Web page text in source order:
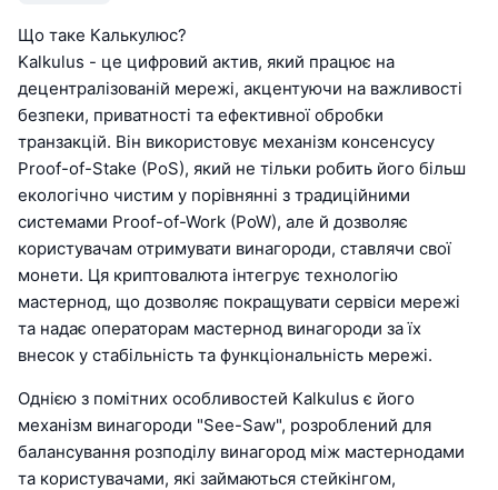
Що таке Калькулюс?
Kalkulus - це цифровий актив, який працює на
децентралізованій мережі, акцентуючи на важливості
безпеки, приватності та ефективної обробки
транзакцій. Він використовує механізм консенсусу
Proof-of-Stake (PoS), який не тільки робить його більш
екологічно чистим у порівнянні з традиційними
системами Proof-of-Work (PoW), але й дозволяє
користувачам отримувати винагороди, ставлячи свої
монети. Ця криптовалюта інтегрує технологію
мастернод, що дозволяє покращувати сервіси мережі
та надає операторам мастернод винагороди за їх
внесок у стабільність та функціональність мережі.
Однією з помітних особливостей Kalkulus є його
механізм винагороди "See-Saw", розроблений для
балансування розподілу винагород між мастернодами
та користувачами, які займаються стейкінгом,